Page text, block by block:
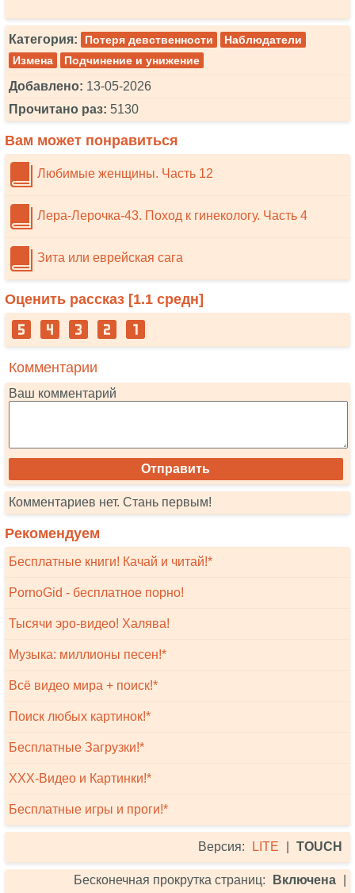
Категория: Потеря девственности
Наблюдатели
Измена
Подчинение и унижение
Добавлено: 13-05-2026
Прочитано раз: 5130
Вам может понравиться
Любимые женщины. Часть 12
Лера-Лерочка-43. Поход к гинекологу. Часть 4
Зита или еврейская сага
Оценить рассказ [1.1 средн]
Комментарии
Ваш комментарий
Комментариев нет. Стань первым!
Рекомендуем
Бесплатные книги! Качай и читай!*
PornoGid - бесплатное порно!
Тысячи эро-видео! Халява!
Музыка: миллионы песен!*
Всё видео мира + поиск!*
Поиск любых картинок!*
Бесплатные Загрузки!*
XXX-Видео и Картинки!*
Бесплатные игры и проги!*
Версия: LITE TOUCH
Бесконечная прокрутка страниц: Включена